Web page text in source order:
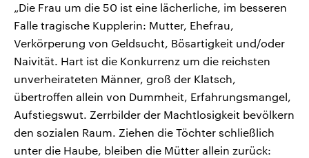
„Die Frau um die 50 ist eine lächerliche, im besseren
Falle tragische Kupplerin: Mutter, Ehefrau,
Verkörperung von Geldsucht, Bösartigkeit und/oder
Naivität. Hart ist die Konkurrenz um die reichsten
unverheirateten Männer, groß der Klatsch,
übertroffen allein von Dummheit, Erfahrungsmangel,
Aufstiegswut. Zerrbilder der Machtlosigkeit bevölkern
den sozialen Raum. Ziehen die Töchter schließlich
unter die Haube, bleiben die Mütter allein zurück: